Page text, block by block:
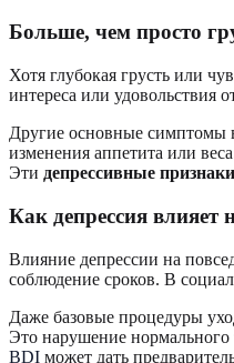
Больше, чем просто
Хотя глубокая грусть или
интереса или удовольствия
Другие основные симптомы
изменения аппетита или
Эти депрессивные признаки
Как депрессия
Влияние депрессии на
соблюдение сроков. В
Даже базовые процедуры
Это нарушение
BDI может дать